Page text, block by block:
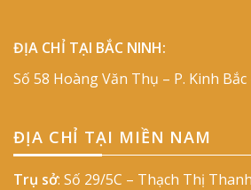
ĐỊA CHỈ TẠI BẮC NINH:
Số 58 Hoàng Văn Thụ – P. Kinh
ĐỊA CHỈ TẠI MIỀN NAM
Trụ sở: Số 29/5C – Thạch Thị